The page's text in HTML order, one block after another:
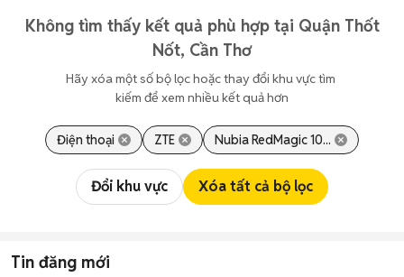
Không tìm thấy kết quả phù hợp tại Quận Thốt
Nốt, Cần Thơ
Hãy xóa một số bộ lọc hoặc thay đổi khu vực tìm
kiếm để xem nhiều kết quả hơn
Điện thoại ZTE Nubia RedMagic 10...
Đổi khu vực Xóa tất cả bộ lọc
Tin đăng mới